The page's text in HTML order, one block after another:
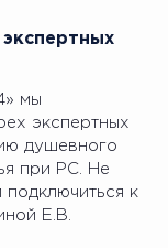
мы
экспертных
душевного
при РС. Не
подключиться к
Е.В.